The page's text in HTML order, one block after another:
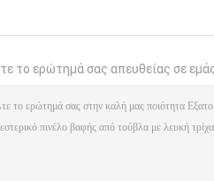
το ερώτημά σας απευθείας σε